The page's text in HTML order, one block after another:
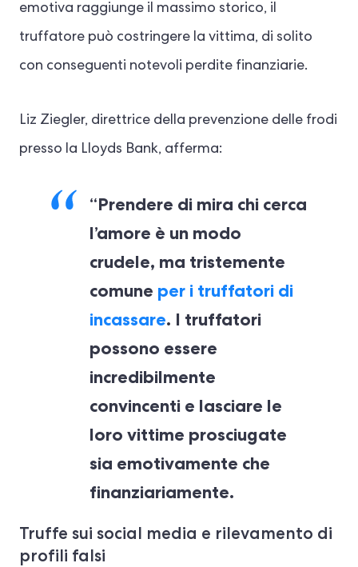
emotiva raggiunge il massimo storico, il
truffatore può costringere la vittima, di solito
con conseguenti notevoli perdite finanziarie.
Liz Ziegler, direttrice della prevenzione delle frodi
presso la Lloyds Bank, afferma:
“Prendere di mira chi cerca
l’amore è un modo
crudele, ma tristemente
comune per i truffatori di
incassare. I truffatori
possono essere
incredibilmente
convincenti e lasciare le
loro vittime prosciugate
sia emotivamente che
finanziariamente.
Truffe sui social media e rilevamento di
profili falsi